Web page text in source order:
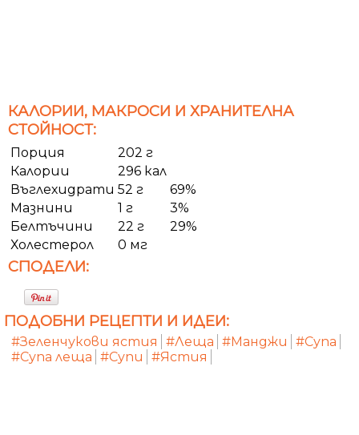
КАЛОРИИ, МАКРОСИ И ХРАНИТЕЛНА
СТОЙНОСТ:
Порция
202 г
Калории
296 кал
Въглехидрати 52 г
69%
Мазнини
1 г
3%
Белтъчини
22 г
29%
Холестерол
0 мг
СПОДЕЛИ:
ПОДОБНИ РЕЦЕПТИ И ИДЕИ:
#Зеленчукови ястия #Леща #Манджи
#Супа
#Супа леща #Супи #Ястия